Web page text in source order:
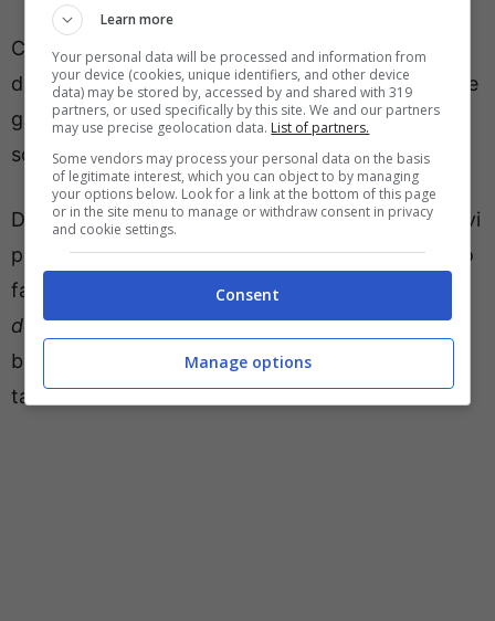
Con l’addio dal centrocampista turco ci sono
diversi profili che piacciono, tra questi ci sono due
giocatori su tutti che piacciono tanto al club e
sonoEdersoneRichard Rios.
Dopo l’addio diCalhanogluverranno fatti tentativi
per
EdersoneRichard Rios, ma le piste non sono
facili e per questo come riportato dal
dello Sporttra icandidati per la mediana, non
bisogna escludere Frendrupdel
tanto.
Learn more
Your personal data will be processed and information from
your device (cookies, unique identifiers, and other device
data) may be stored by, accessed by and shared with 319
partners, or used specifically by this site. We and our partners
may use precise geolocation data. List of partners.
Some vendors may process your personal data on the basis
of legitimate interest, which you can object to by managing
your options below. Look for a link at the bottom of this page
or in the site menu to manage or withdraw consent in privacy
and cookie settings.
Consent
Manage options